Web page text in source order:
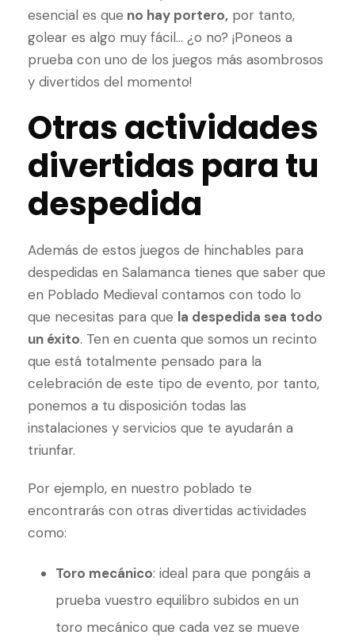
esencial es que no hay portero, por tanto,
golear es algo muy fácil… ¿o no? ¡Poneos a
prueba con uno de los juegos más asombrosos
y divertidos del momento!
Otras actividades
divertidas para tu
despedida
Además de estos juegos de hinchables para
despedidas en Salamanca tienes que saber que
en Poblado Medieval contamos con todo lo
que necesitas para que la despedida sea todo
un éxito. Ten en cuenta que somos un recinto
que está totalmente pensado para la
celebración de este tipo de evento, por tanto,
ponemos a tu disposición todas las
instalaciones y servicios que te ayudarán a
triunfar.
Por ejemplo, en nuestro poblado te
encontrarás con otras divertidas actividades
como:
Toro mecánico: ideal para que pongáis a
prueba vuestro equilibro subidos en un
toro mecánico que cada vez se mueve